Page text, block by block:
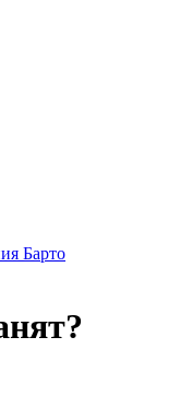
Барто